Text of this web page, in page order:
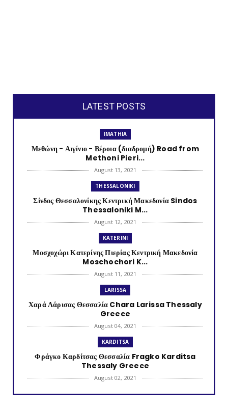
LATEST POSTS
IMATHIA
Μεθώνη - Αιγίνιο - Βέροια (διαδρομή) Road from
Methoni Pieri...
August 13, 2021
THESSALONIKI
Σίνδος Θεσσαλονίκης Κεντρική Μακεδονία Sindos
Thessaloniki M...
August 12, 2021
KATERINI
Μοσχοχώρι Κατερίνης Πιερίας Κεντρική Μακεδονία
Moschochori K...
August 11, 2021
LARISSA
Χαρά Λάρισας Θεσσαλία Chara Larissa Thessaly
Greece
August 04, 2021
KARDITSA
Φράγκο Καρδίτσας Θεσσαλία Fragko Karditsa
Thessaly Greece
August 02, 2021
KATERINI